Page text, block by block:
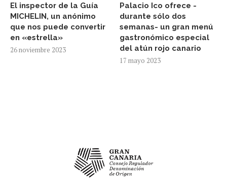
El inspector de la Guía
MICHELIN, un anónimo
que nos puede convertir
en «estrella»
26 noviembre 2023
Palacio Ico ofrece -
durante sólo dos
semanas- un gran menú
gastronómico especial
del atún rojo canario
17 mayo 2023